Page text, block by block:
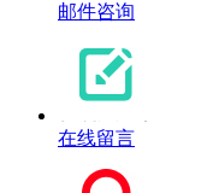
邮件咨询
在线留言